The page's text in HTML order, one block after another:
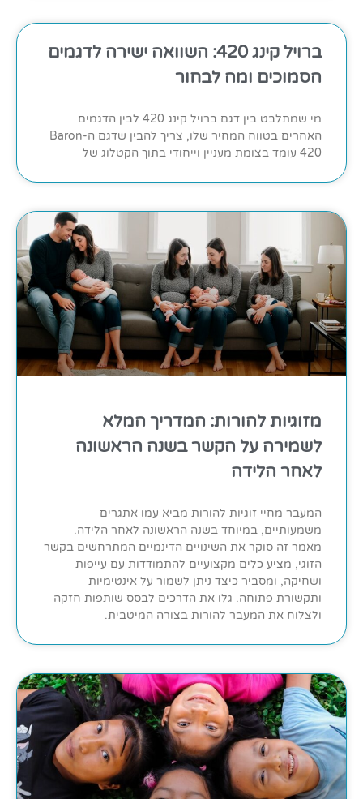
ברויל קינג 420: השוואה ישירה לדגמים
הסמוכים ומה לבחור
מי שמתלבט בין דגם ברויל קינג 420 לבין הדגמים
האחרים בטווח המחיר שלו, צריך להבין שדגם ה-Baron
420 עומד בצומת מעניין וייחודי בתוך הקטלוג של
מזוגיות להורות: המדריך המלא
לשמירה על הקשר בשנה הראשונה
לאחר הלידה
המעבר מחיי זוגיות להורות מביא עמו אתגרים
משמעותיים, במיוחד בשנה הראשונה לאחר הלידה.
מאמר זה סוקר את השינויים הדינמיים המתרחשים בקשר
הזוגי, מציע כלים מקצועיים להתמודדות עם עייפות
ושחיקה, ומסביר כיצד ניתן לשמור על אינטימיות
ותקשורת פתוחה. גלו את הדרכים לבסס שותפות חזקה
ולצלוח את המעבר להורות בצורה המיטבית.